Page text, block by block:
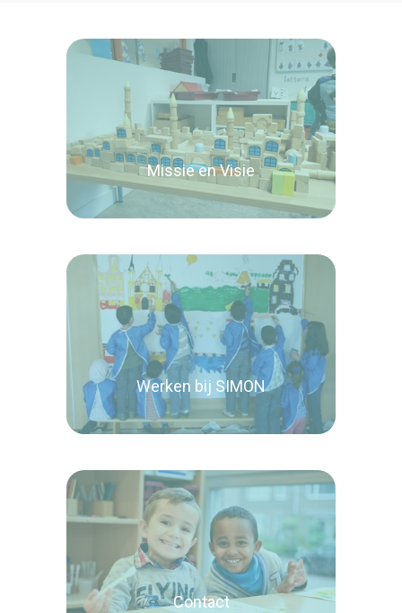
Missie en Visie
Lees verder
Werken bij SIMON
Lees verder
Contact